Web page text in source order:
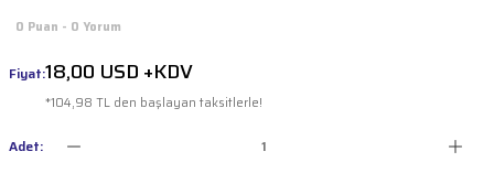
Makinesi Parçaları
Parçaları
0 Puan - 0 Yorum
Fiyat:18,00 USD +KDV
*104,98 TL den başlayan taksitlerle!
Adet: